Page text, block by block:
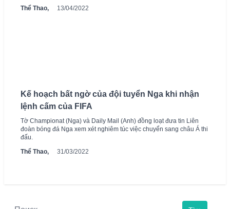
Thể Thao,
13/04/2022
Kế hoạch bất ngờ của đội tuyển Nga khi nhận
lệnh cấm của FIFA
Tờ Championat (Nga) và Daily Mail (Anh) đồng loạt đưa tin Liên
đoàn bóng đá Nga xem xét nghiêm túc việc chuyển sang châu Á thi
đấu.
Thể Thao,
31/03/2022